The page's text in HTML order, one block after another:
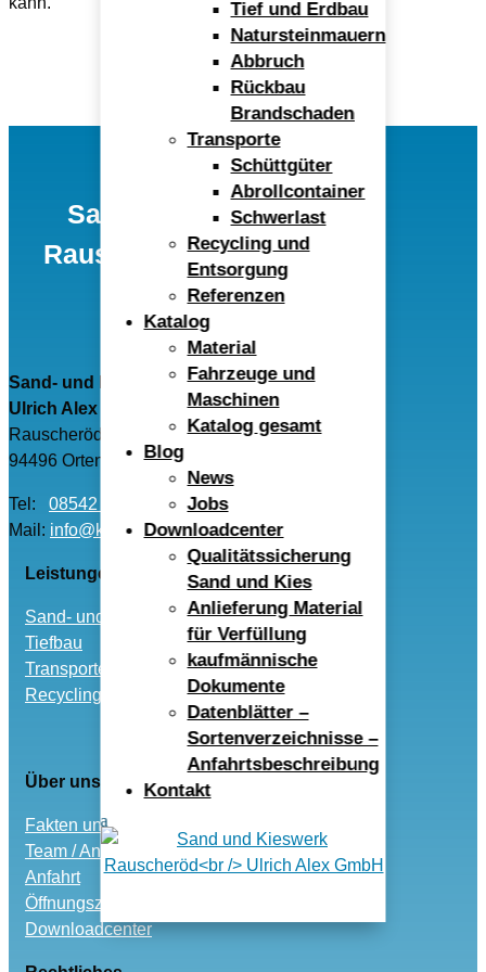
Tief und Erdbau
Natursteinmauern
Abbruch
Rückbau
Brandschaden
Transporte
Schüttgüter
Abrollcontainer
Schwerlast
Recycling und
Entsorgung
Referenzen
Katalog
Material
Fahrzeuge und
Maschinen
Katalog gesamt
Blog
News
Jobs
Downloadcenter
Qualitätssicherung
Sand und Kies
Anlieferung Material
für Verfüllung
kaufmännische
Dokumente
Datenblätter –
Sortenverzeichnisse –
Anfahrtsbeschreibung
Kontakt
Sand- und Kieswerk
Rauscheröd Ulrich Alex
GmbH
Sand- und Kieswerk Rauscheröd
Ulrich Alex GmbH
Rauscheröd 4
94496 Ortenburg
Tel: 08542 – 96040
Mail: info@kwr-alex.de
Leistungen
Sand- und Kies
Tiefbau
Transporte
Recycling und Entsorgung
Über uns
Fakten und Historie
Team / Ansprechpartner
Anfahrt
Öffnungszeiten
Downloadcenter